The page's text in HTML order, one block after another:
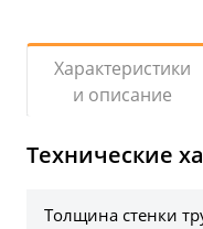
Характеристики
и описание
Технические
Толщина стенки